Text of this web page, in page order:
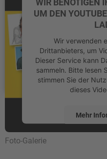
UM DEN
Wir verwenden
Drittanbieters, um
Dieser Service kann
sammeln. Bitte lesen
stimmen Sie der
dieses
Mehr
Foto-Galerie